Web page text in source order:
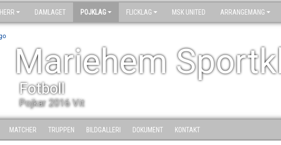
HERR DAMLAGET POJKLAG FLICKLAG MSK UNITED ARRANGEMANG
Mariehem
Fotboll
Pojkar 2016 Vit
MATCHER TRUPPEN BILDGALLERI DOKUMENT KONTAKT